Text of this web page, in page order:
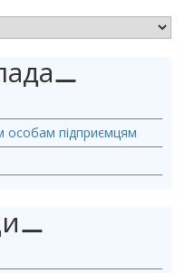
⚊
підприємцям
⚊